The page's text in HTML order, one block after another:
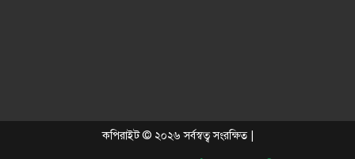
বাকৃবিতে বিএসভিইআরের ৩২তম
বার্ষিক বৈজ্ঞানিক সম্মেলন শুরু
কপিরাইট © ২০২৬ সর্বস্বত্ব সংরক্ষিত |